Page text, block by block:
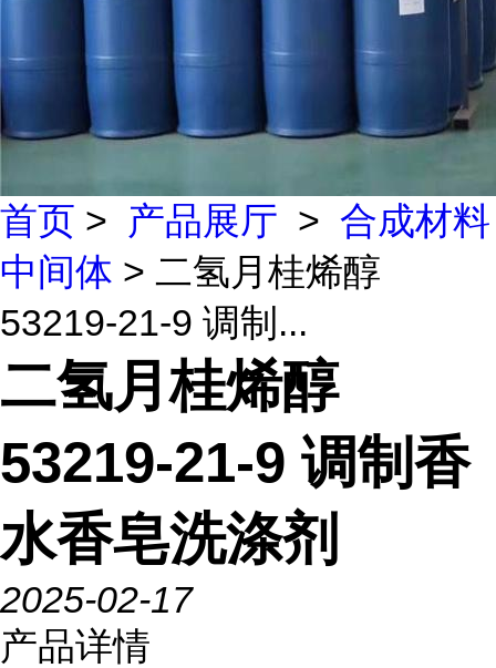
首页 > 产品展厅 > 合成材料
中间体 > 二氢月桂烯醇
53219-21-9 调制...
二氢月桂烯醇
53219-21-9 调制香
水香皂洗涤剂
2025-02-17
产品详情